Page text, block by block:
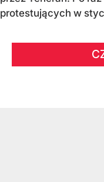
protestujących w